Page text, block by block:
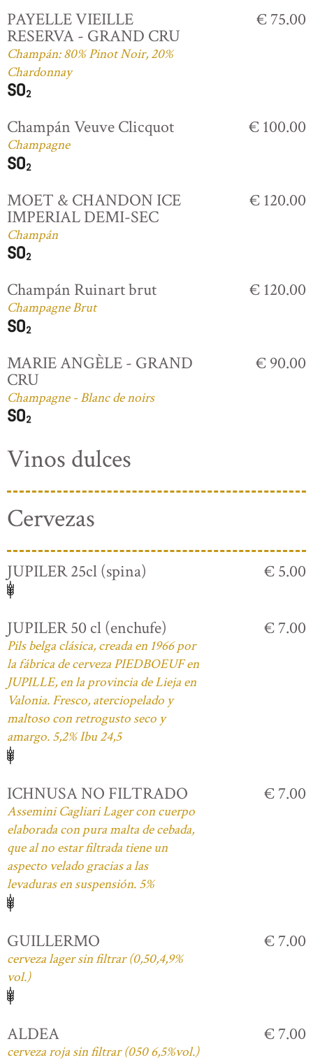
PAYELLE VIEILLE
RESERVA - GRAND CRU
Champán: 80% Pinot Noir, 20%
Chardonnay
€ 75.00
Champán Veuve Clicquot
Champagne
€ 100.00
MOET & CHANDON ICE
IMPERIAL DEMI-SEC
Champán
€ 120.00
Champán Ruinart brut
Champagne Brut
€ 120.00
MARIE ANGÈLE - GRAND
CRU
Champagne - Blanc de noirs
€ 90.00
Vinos dulces
Cervezas
JUPILER 25cl (spina) € 5.00
JUPILER 50 cl (enchufe)
Pils belga clásica, creada en 1966 por
la fábrica de cerveza PIEDBOEUF en
JUPILLE, en la provincia de Lieja en
Valonia. Fresco, aterciopelado y
maltoso con retrogusto seco y
amargo. 5,2% Ibu 24,5
€ 7.00
ICHNUSA NO FILTRADO
Assemini Cagliari Lager con cuerpo
elaborada con pura malta de cebada,
que al no estar filtrada tiene un
aspecto velado gracias a las
levaduras en suspensión. 5%
€ 7.00
GUILLERMO
cerveza lager sin filtrar (0,50,4,9%
vol.)
€ 7.00
ALDEA
cerveza roja sin filtrar (050 6,5%vol.)
€ 7.00